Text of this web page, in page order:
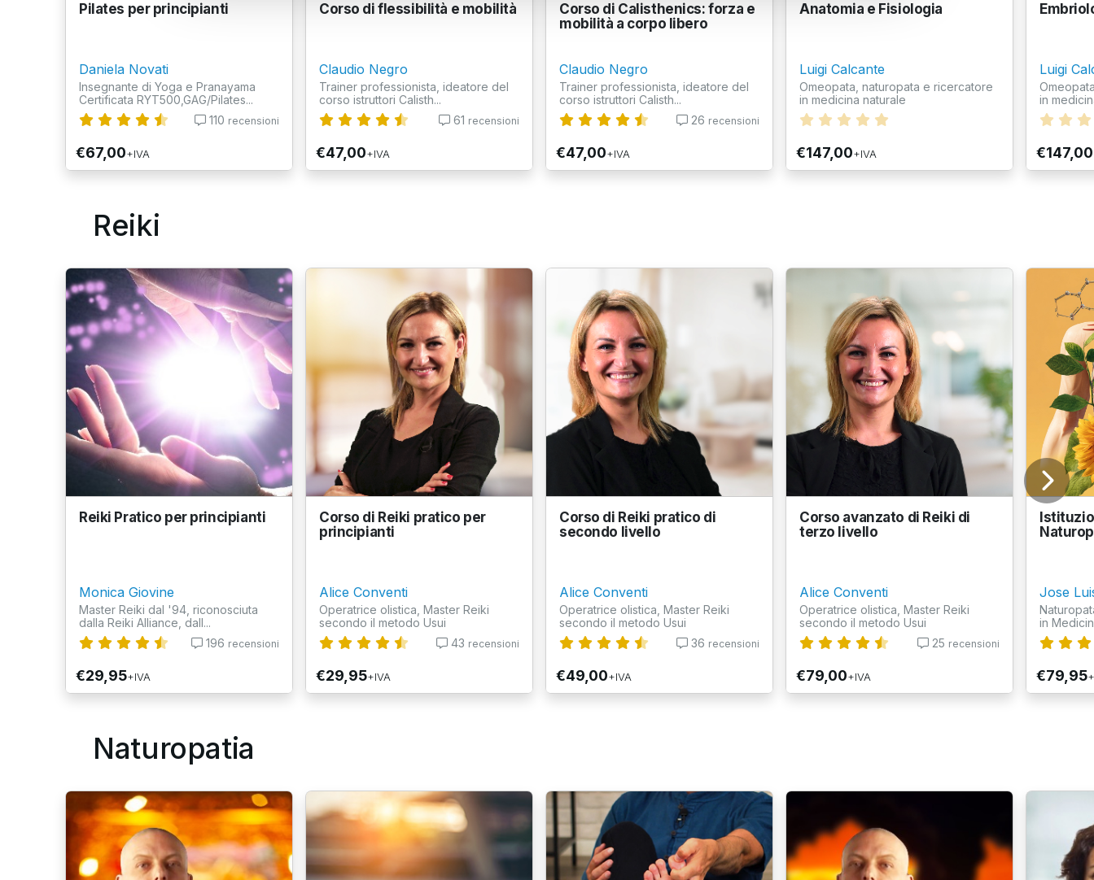
Pilates per principianti
Daniela Novati
Insegnante di Yoga e Pranayama
Certificata RYT500,GAG/Pilates...
110 recensioni
€67,00+IVA
Corso di flessibilità e mobilità
Claudio Negro
Trainer professionista, ideatore del
corso istruttori Calisth...
61 recensioni
€47,00+IVA
Corso di Calisthenics: forza e
mobilità a corpo libero
Claudio Negro
Trainer professionista, ideatore del
corso istruttori Calisth...
26 recensioni
€47,00+IVA
Anatomia e Fisiologia
Luigi Calcante
Omeopata, naturopata e ricercatore
in medicina naturale
€147,00+IVA
Luigi
in
€147,00
Reiki
Reiki Pratico per principianti
Monica Giovine
Master Reiki dal '94, riconosciuta
dalla Reiki Alliance, dall...
196 recensioni
€29,95+IVA
Corso di Reiki pratico per
principianti
Alice Conventi
Operatrice olistica, Master Reiki
secondo il metodo Usui
43 recensioni
€29,95+IVA
Corso di Reiki pratico di
secondo livello
Alice Conventi
Operatrice olistica, Master Reiki
secondo il metodo Usui
36 recensioni
€49,00+IVA
Corso avanzato di Reiki di
terzo livello
Alice Conventi
Operatrice olistica, Master Reiki
secondo il metodo Usui
25 recensioni
€79,00+IVA
Jose
in
€79,95
Naturopatia